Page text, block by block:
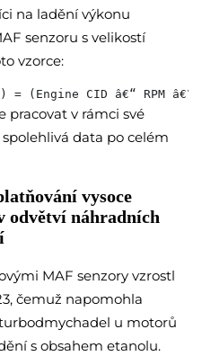
na ladění výkonu
senzoru s velikostí
vzorce:
= (Engine CID â€“ RPM
pracovat v rámci své
data po celém
vysoce
odvětví náhradních
MAF senzory vzrostl
čemuž napomohla
u motorů
s obsahem etanolu.